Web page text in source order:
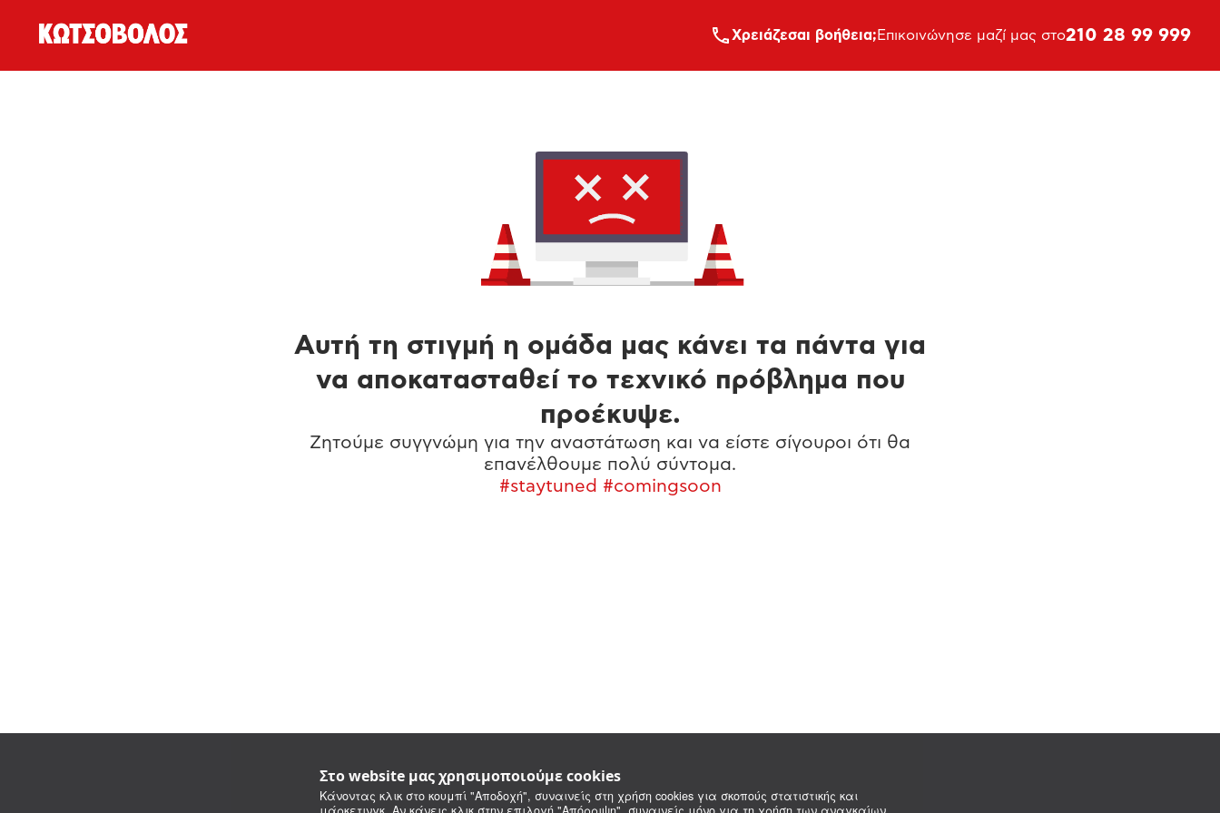
Στο website μας χρησιμοποιούμε cookies
Κάνοντας κλικ στο κουμπί "Αποδοχή", συναινείς στη χρήση cookies για σκοπούς στατιστικής και
Xρειάζεσαι βοήθεια; Επικοινώνησε μαζί μας στο210 28 99 999
Αυτή τη στιγμή η ομάδα μας κάνει τα πάντα για
να αποκατασταθεί το τεχνικό πρόβλημα που
προέκυψε.
Ζητούμε συγγνώμη για την αναστάτωση και να είστε σίγουροι ότι θα
επανέλθουμε πολύ σύντομα.
#staytuned #comingsoon